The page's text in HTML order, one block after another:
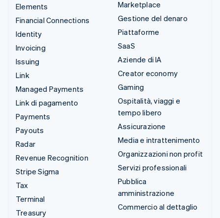
Elements
Financial Connections
Identity
Invoicing
Issuing
Link
Managed Payments
Link di pagamento
Payments
Payouts
Radar
Revenue Recognition
Stripe Sigma
Tax
Terminal
Treasury
Marketplace
Gestione del denaro
Piattaforme
SaaS
Aziende di IA
Creator economy
Gaming
Ospitalità, viaggi e
tempo libero
Assicurazione
Media e intrattenimento
Organizzazioni non profit
Servizi professionali
Pubblica
amministrazione
Commercio al dettaglio